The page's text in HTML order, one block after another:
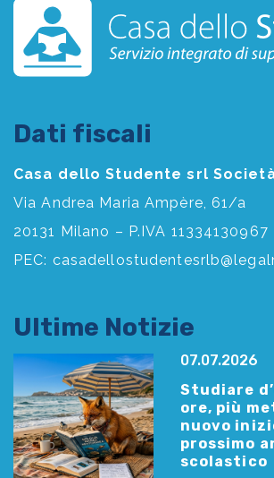
Dati fiscali
Casa dello Studente srl
Via Andrea Maria Ampère, 61/a
20131 Milano – P.IVA 11334130967
PEC:
Ultime Notizie
07.07.2026
Studiare
ore, più
nuovo
prossimo
scolastico